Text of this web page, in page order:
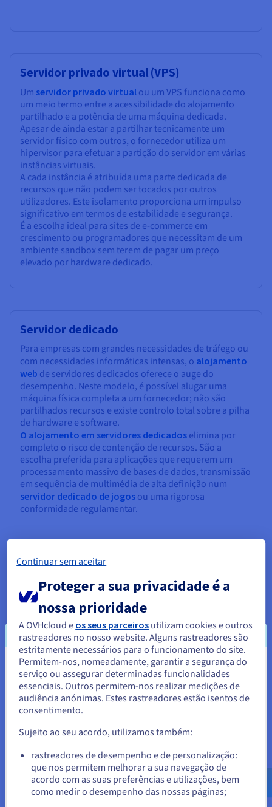
Servidor privado virtual (VPS)
Um servidor privado virtual ou um VPS funciona como
um meio termo entre a acessibilidade do alojamento
partilhado e a potência de uma máquina dedicada.
Apesar de ainda estar a partilhar tecnicamente um
servidor físico com outros, o fornecedor utiliza um
hipervisor para efetuar a partição do servidor em várias
instâncias virtuais.
A cada instância é atribuída uma parte dedicada de
recursos que não podem ser tocados por outros
utilizadores. Este isolamento proporciona um impulso
significativo em termos de estabilidade e segurança.
É a escolha ideal para sites de e-commerce em
crescimento ou programadores que necessitam de um
ambiente sandbox sem terem de pagar um preço
elevado por hardware dedicado.
Servidor dedicado
Para empresas com grandes necessidades de tráfego ou
com necessidades informáticas intensas, o alojamento
web de servidores dedicados oferece o auge do
desempenho. Neste modelo, é possível alugar uma
máquina física completa a um fornecedor; não são
partilhados recursos e existe controlo total sobre a pilha
de hardware e software.
O alojamento em servidores dedicados elimina por
completo o risco de contenção de recursos. São a
escolha preferida para aplicações que requerem um
processamento massivo de bases de dados, transmissão
em sequência de multimédia de alta definição num
servidor dedicado de jogos ou uma rigorosa
conformidade regulamentar.
Bare Metal Cloud
Muitas vezes confundido com servidores dedicados
tradicionais, o Bare Metal Cloud representa uma
evolução moderna do servidor físico. Embora continue a
fornecer uma máquina física não virtualizada e com um
único inquilino, integra funcionalidades semelhantes à
cloud, como o aprovisionamento automático e a
faturação "pay as you go".
Os servidores dedicados tradicionais podem demorar
horas ou até dias a configurar manualmente, mas uma
instância Bare Metal Cloud pode ser implementada em
poucos minutos através de uma consola Web ou de uma
API. Os servidores Bare Metal são uma boa opção para
cargas de trabalho intensivas que requerem uma
personalização substancial.
Parece que está localizado em
Estados Unidos.
Para encomendar a partir de Estados Unidos, terá de consultar e
Aceder ao website do Estados Unidos
us.ovhcloud.com/
Inglês USD - $
ou
Continuar sem aceitar
Proteger a sua privacidade é a
nossa prioridade
A OVHcloud e os seus parceiros utilizam cookies e outros
rastreadores no nosso website. Alguns rastreadores são
estritamente necessários para o funcionamento do site.
Permitem-nos, nomeadamente, garantir a segurança do
serviço ou assegurar determinadas funcionalidades
essenciais. Outros permitem-nos realizar medições de
audiência anónimas. Estes rastreadores estão isentos de
consentimento.
Sujeito ao seu acordo, utilizamos também:
rastreadores de desempenho e de personalização:
que nos permitem melhorar a sua navegação de
acordo com as suas preferências e utilizações, bem
como medir o desempenho das nossas páginas;